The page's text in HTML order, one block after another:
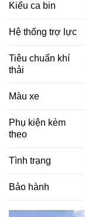
Kiểu ca bin
Hệ thống trợ lực
Tiêu chuẩn khí
thải
Màu xe
Phụ kiện kèm
theo
Tình trạng
Bảo hành